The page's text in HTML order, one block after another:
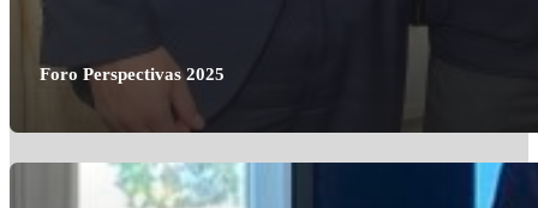
Foro Perspectivas 2025